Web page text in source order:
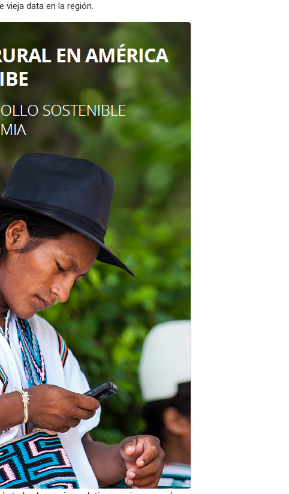
vieja data en la región.